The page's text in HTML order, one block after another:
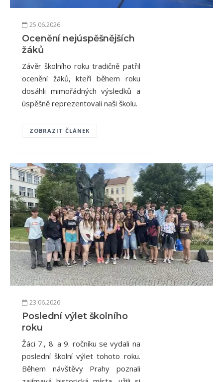
25.06.2026
Ocenění nejúspěšnějších
žáků
Závěr školního roku tradičně patřil
ocenění žáků, kteří během roku
dosáhli mimořádných výsledků a
úspěšně reprezentovali naši školu.
ZOBRAZIT ČLÁNEK
23.06.2026
Poslední výlet školního
roku
Žáci 7., 8. a 9. ročníku se vydali na
poslední školní výlet tohoto roku.
Během návštěvy Prahy poznali